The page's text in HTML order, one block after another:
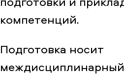
компетенций.
Подготовка носит
междисциплинарный